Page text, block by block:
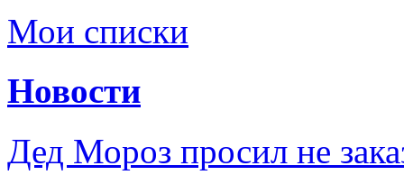
Мои списки
Новости
Дед Мороз просил не